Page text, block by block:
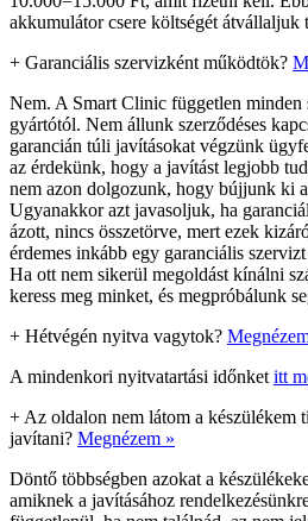
akkumulátor csere költségét átvállaljuk
+ Garanciális szervizként működtök?
Nem. A Smart Clinic független minden
gyártótól. Nem állunk szerződéses
garancián túli javításokat végzünk
az érdekünk, hogy a javítást legjobb
nem azon dolgozunk, hogy bújjunk ki
Ugyanakkor azt javasoljuk, ha
ázott, nincs összetörve, mert ezek
érdemes inkább egy garanciális
Ha ott nem sikerül megoldást kínálni
keress meg minket, és megpróbálunk
+ Hétvégén nyitva vagytok?
A mindenkori nyitvatartási időnket itt
+ Az oldalon nem látom a készülékem
javítani? Megnézem »
Döntő többségben azokat a
amiknek a javításához